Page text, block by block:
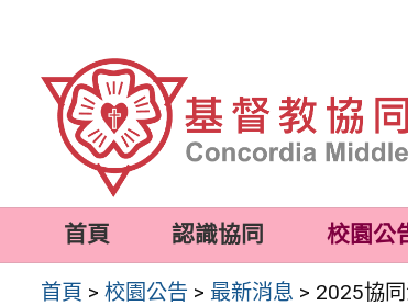
容
首頁 認識協同 校園公
首頁 >校園公告 > 最新消息 > 2025協